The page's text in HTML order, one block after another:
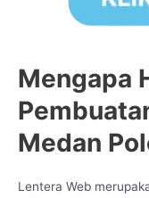
Mengapa
Medan
Lentera Web